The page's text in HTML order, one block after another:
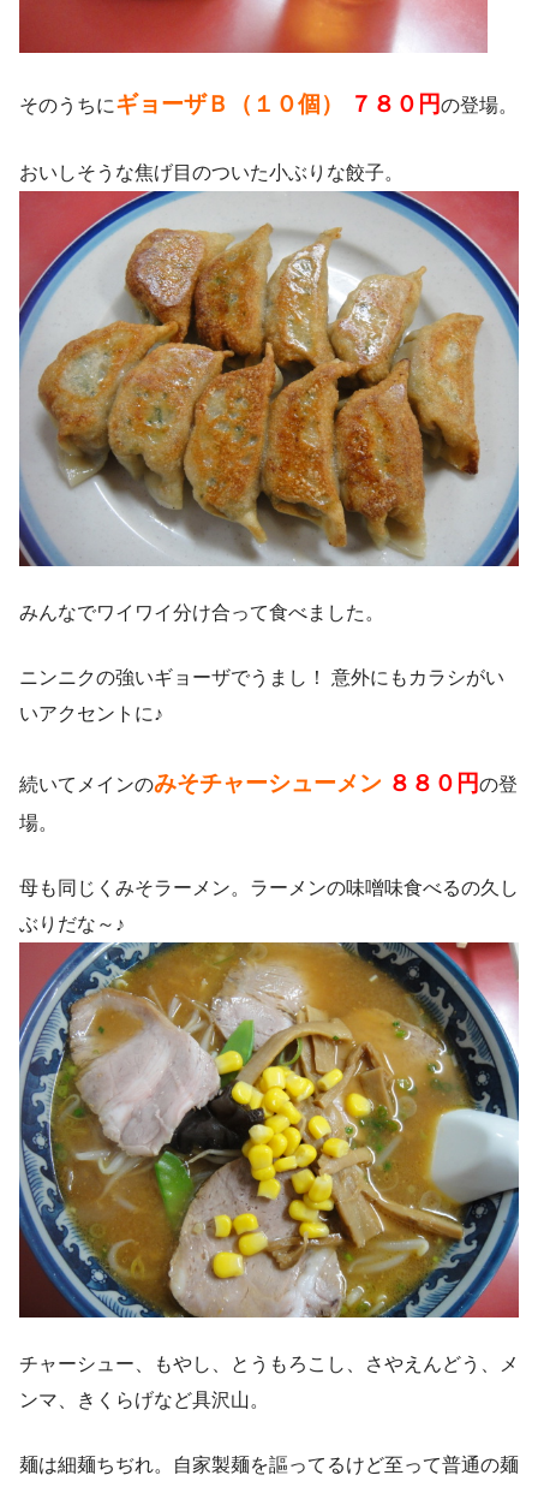
そのうちにギョーザＢ（１０個） ７８０円の登場。
おいしそうな焦げ目のついた小ぶりな餃子。
みんなでワイワイ分け合って食べました。
ニンニクの強いギョーザでうまし！ 意外にもカラシがい
いアクセントに♪
続いてメインのみそチャーシューメン ８８０円の登
場。
母も同じくみそラーメン。ラーメンの味噌味食べるの久し
ぶりだな～♪
チャーシュー、もやし、とうもろこし、さやえんどう、メ
ンマ、きくらげなど具沢山。
麺は細麺ちぢれ。自家製麺を謳ってるけど至って普通の麺